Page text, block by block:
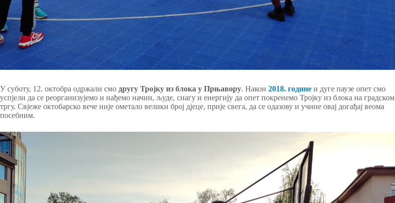
У суботу, 12. октобра одржали смо другу Тројку из блока у Прњавору. Након 2018. године и дуге паузе опет смо
успјели да се реорганизујемо и нађемо начин, људе, снагу и енергију да опет покренемо Тројку из блока на градском
тргу. Свјеже октобарско вече није ометало велики број дјеце, прије свега, да се одазову и учине овај догађај веома
посебним.